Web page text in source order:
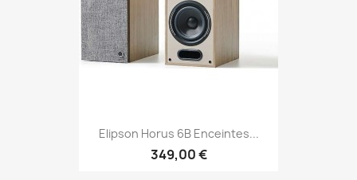
Elipson Horus 6B Enceintes...
349,00 €